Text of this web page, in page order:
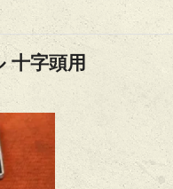
十字頭用